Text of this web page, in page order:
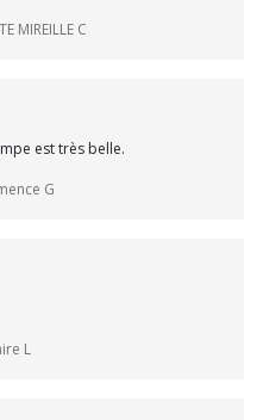
MIREILLE C
est très belle.
G
L